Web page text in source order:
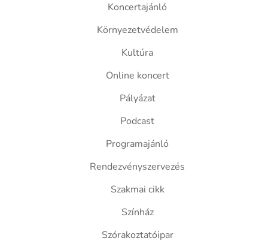
Koncertajánló
Környezetvédelem
Kultúra
Online koncert
Pályázat
Podcast
Programajánló
Rendezvényszervezés
Szakmai cikk
Színház
Szórakoztatóipar